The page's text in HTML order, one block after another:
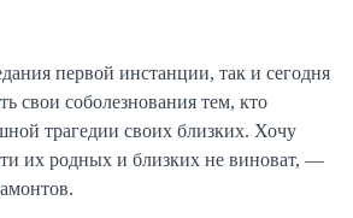
первой инстанции, так и сегодня
свои соболезнования тем, кто
трагедии своих близких. Хочу
их родных и близких не виноват, —